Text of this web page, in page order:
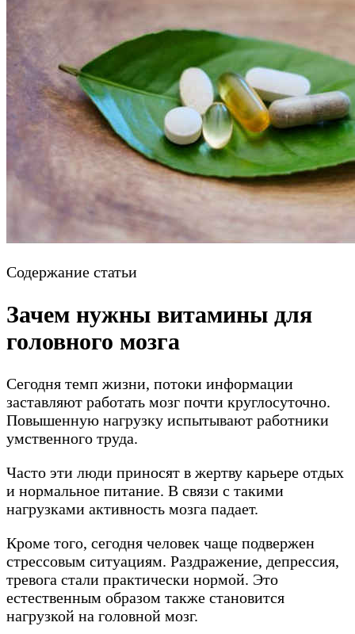
Содержание статьи
Зачем нужны витамины для
головного мозга
Сегодня темп жизни, потоки информации
заставляют работать мозг почти круглосуточно.
Повышенную нагрузку испытывают работники
умственного труда.
Часто эти люди приносят в жертву карьере отдых
и нормальное питание. В связи с такими
нагрузками активность мозга падает.
Кроме того, сегодня человек чаще подвержен
стрессовым ситуациям. Раздражение, депрессия,
тревога стали практически нормой. Это
естественным образом также становится
нагрузкой на головной мозг.